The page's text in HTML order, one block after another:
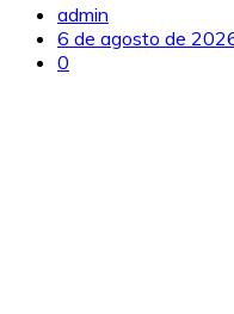
admin
6 de agosto de
0